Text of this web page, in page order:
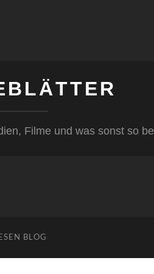
Filme und was sonst so
BLOG